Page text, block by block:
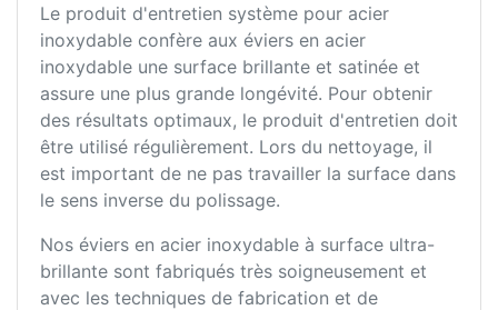
Le produit d'entretien système pour acier
inoxydable confère aux éviers en acier
inoxydable une surface brillante et satinée et
assure une plus grande longévité. Pour obtenir
des résultats optimaux, le produit d'entretien doit
être utilisé régulièrement. Lors du nettoyage, il
est important de ne pas travailler la surface dans
le sens inverse du polissage.
Nos éviers en acier inoxydable à surface ultra-
brillante sont fabriqués très soigneusement et
avec les techniques de fabrication et de